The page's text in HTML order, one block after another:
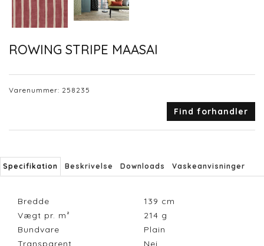
ROWING STRIPE MAASAI
Varenummer: 258235
Find forhandler
Specifikation Beskrivelse Downloads Vaskeanvisninger
Bredde 139 cm
Vægt pr. m²
214 g
Bundvare
Plain
Transparent
Nej